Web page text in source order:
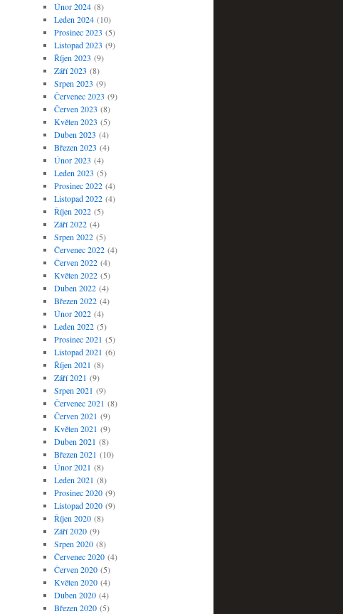
Únor 2024(8)
Leden 2024(10)
Prosinec 2023 (5)
Listopad 2023 (9)
Říjen 2023 (9)
Září 2023 (8)
Srpen 2023 (9)
Červenec 2023 (9)
Červen 2023 (8)
Květen 2023 (5)
Duben 2023 (4)
Březen 2023 (4)
Únor 2023 (4)
Leden 2023 (5)
Prosinec 2022(4)
Listopad 2022(4)
Říjen 2022(5)
Září 2022(4)
Srpen 2022(5)
Červenec 2022(4)
Červen 2022(4)
Květen 2022(5)
Duben 2022(4)
Březen 2022(4)
Únor 2022(4)
Leden 2022(5)
Prosinec 2021 (5)
Listopad 2021 (6)
Říjen 2021 (8)
Září 2021 (9)
Srpen 2021 (9)
Červenec 2021 (8)
Červen 2021 (9)
Květen 2021 (9)
Duben 2021 (8)
Březen 2021 (10)
Únor 2021 (8)
Leden 2021 (8)
Prosinec 2020(9)
Listopad 2020(9)
Říjen 2020(8)
Září 2020(9)
Srpen 2020(8)
Červenec 2020(4)
Červen 2020(5)
Květen 2020(4)
Duben 2020(4)
Březen 2020(5)